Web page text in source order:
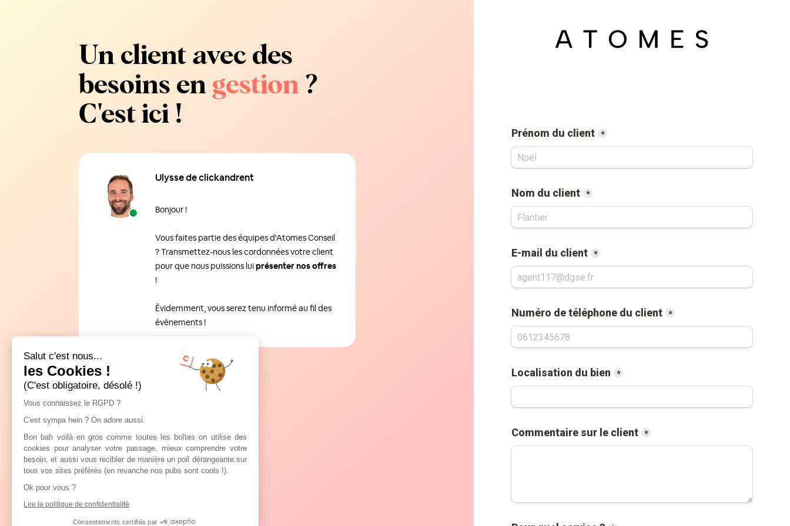
Un client avec des
besoins en gestion ?
C'est ici !
Ulysse de clickandrent
Bonjour !
Vous faites partie des équipes d'Atomes Conseil
? Transmettez-nous les cordonnées votre client
pour que nous puissions luiprésenter nos offres
!
Évidemment, vous serez tenu informé au fil des
évènements !
Salut c'est nous...
les Cookies !
(C'est obligatoire, désolé !)
Vous connaissez le RGPD ?
C'est sympa hein ? On adore aussi.
Bon bah voilà en gros comme toutes les boîtes on utilise des
cookies pour analyser votre passage, mieux comprendre votre
besoin, et aussi vous recibler de manière un poil dérangeante sur
tous vos sites préférés (en revanche nos pubs sont cools !).
Ok pour vous ?
Lire la politique de confidentialité
Consentements certifiés par